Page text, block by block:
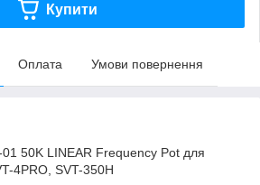
Купити
Оплата Умови повернення
50K LINEAR Frequency Pot для
4PRO, SVT-350H